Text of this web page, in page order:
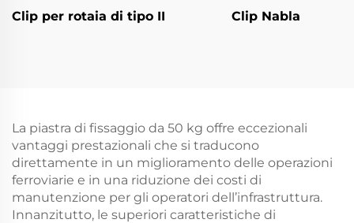
Clip per rotaia di tipo II Clip Nabla
La piastra di fissaggio da 50 kg offre eccezionali
vantaggi prestazionali che si traducono
direttamente in un miglioramento delle operazioni
ferroviarie e in una riduzione dei costi di
manutenzione per gli operatori dell’infrastruttura.
Innanzitutto, le superiori caratteristiche di